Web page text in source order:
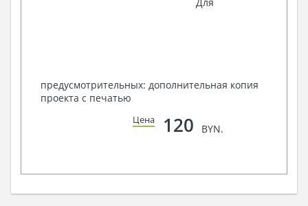
предусмотрительных: дополнительная копия
проекта с печатью
Цена 120 BYN.